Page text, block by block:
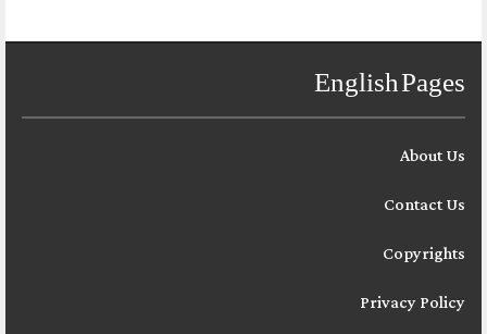
English Pages
About Us
Contact Us
Copyrights
Privacy Policy